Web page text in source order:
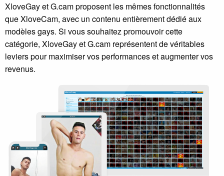
XloveGay et G.cam proposent les mêmes fonctionnalités
que XloveCam, avec un contenu entièrement dédié aux
modèles gays. Si vous souhaitez promouvoir cette
catégorie, XloveGay et G.cam représentent de véritables
leviers pour maximiser vos performances et augmenter vos
revenus.